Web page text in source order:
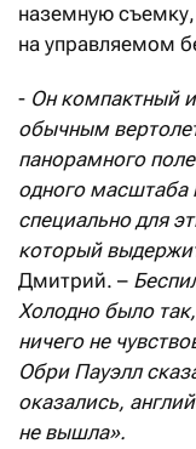
наземную
на управляемом
- Он компактный
обычным
панорамного
одного масштаба
специально для
который
Дмитрий. –
Холодно было
ничего не
Обри Пауэлл
оказались,
не вышла».